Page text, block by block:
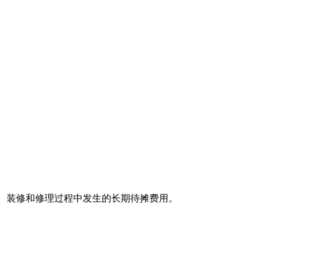
修和修理过程中发生的长期待摊费用。